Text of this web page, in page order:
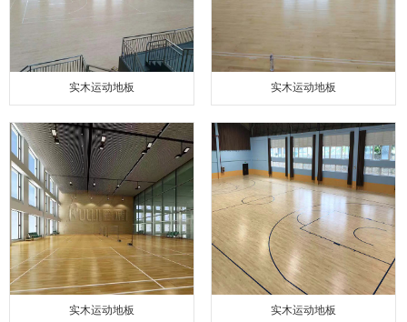
实木运动地板 实木运动地板
实木运动地板 实木运动地板